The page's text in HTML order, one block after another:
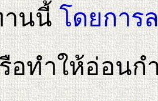
านนี้โดยการ
อทําให้อ่อนกํ